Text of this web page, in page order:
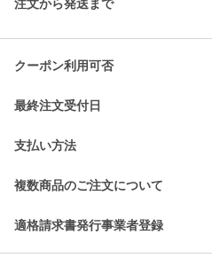
注文から発送まで
クーポン利用可否
最終注文受付日
支払い方法
複数商品のご注文について
適格請求書発行事業者登録